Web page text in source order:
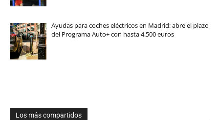
Ayudas para coches eléctricos en Madrid: abre el plazo
del Programa Auto+ con hasta 4.500 euros
Los más compartidos